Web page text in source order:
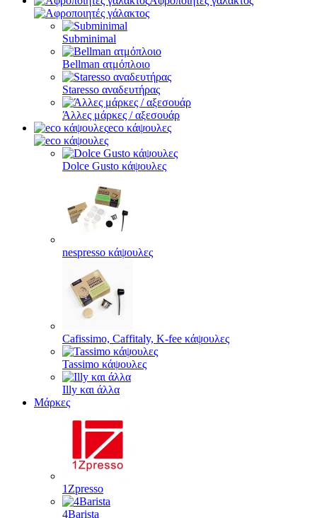
Subminimal
Bellman ατμόπλοιο
Staresso αναδευτήρας
Άλλες μάρκες / αξεσουάρ
eco κάψουλες
Dolce Gusto κάψουλες
nespresso κάψουλες
Cafissimo, Caffitaly, K-fee κάψουλες
Tassimo κάψουλες
Illy και άλλα
Μάρκες
1Zpresso
4Barista